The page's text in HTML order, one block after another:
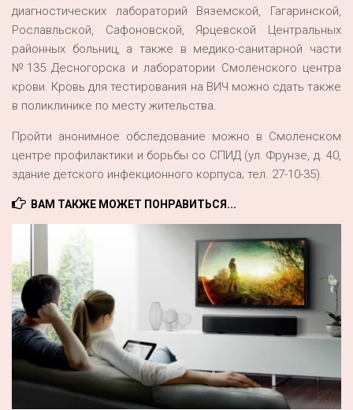
диагностических лабораторий Вяземской, Гагаринской,
Рославльской, Сафоновской, Ярцевской Центральных
районных больниц, а также в медико-санитарной части
№135 Десногорска и лаборатории Смоленского центра
крови. Кровь для тестирования на ВИЧ можно сдать также
в поликлинике по месту жительства.
Пройти анонимное обследование можно в Смоленском
центре профилактики и борьбы со СПИД (ул. Фрунзе, д. 40,
здание детского инфекционного корпуса; тел. 27-10-35).
ВАМ ТАКЖЕ МОЖЕТ ПОНРАВИТЬСЯ...